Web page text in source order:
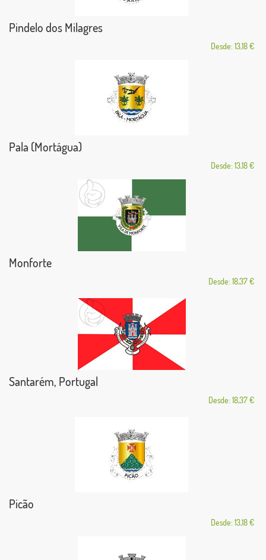
Pindelo dos Milagres
Desde: 13,18 €
Pala (Mortágua)
Desde: 13,18 €
Monforte
Desde: 18,37 €
Santarém, Portugal
Desde: 18,37 €
Picão
Desde: 13,18 €